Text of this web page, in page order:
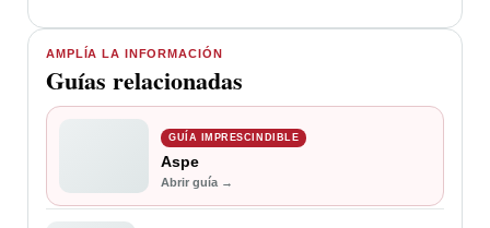
AMPLÍA LA INFORMACIÓN
Guías relacionadas
GUÍA IMPRESCINDIBLE
Aspe
Abrir guía →